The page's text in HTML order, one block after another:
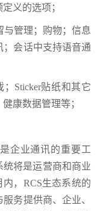
义的选项；
管理；购物；信息
；会话中支持语音通
Sticker贴纸和其它
康数据管理等；
企业通讯的重要工
统将是运营商和商业
，RCS生态系统的
务提供商、企业、